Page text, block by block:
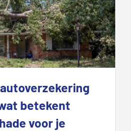
betekent
voor je